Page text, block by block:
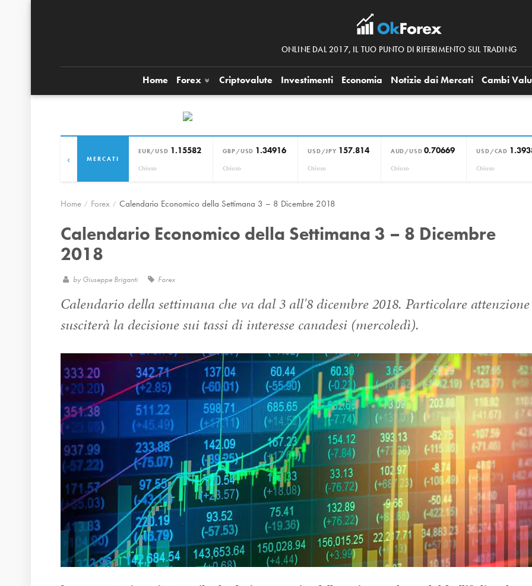
ONLINE DAL 2017, IL TUO PUNTO DI RIFERIMENTO SUL TRADING
Home Forex Criptovalute Investimenti Economia Notizie dai Mercati Cambi
MERCATI
EUR/USD 1.15582
Chiuso
GBP/USD 1.34916
Chiuso
USD/JPY 157.814
Chiuso
AUD/USD 0.70669
Chiuso
USD/CAD
Chiuso
‹
Home Forex Calendario Economico della Settimana 3 – 8 Dicembre 2018
Calendario Economico della Settimana 3 – 8 Dicembre
2018
by Giuseppe Briganti Forex
Calendario della settimana che va dal 3 all'8 dicembre 2018. Particolare attenzione
susciterà la decisione sui tassi di interesse canadesi (mercoledì).